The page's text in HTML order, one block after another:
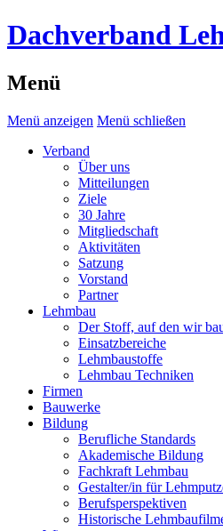
Dachverband
Menü
Menü anzeigen Menü schließen
Verband
Über uns
Mitteilungen
Ziele
30 Jahre
Mitgliedschaft
Aktivitäten
Satzung
Vorstand
Partner
Lehmbau
Der Stoff, auf den wir
Einsatzbereiche
Lehmbaustoffe
Lehmbau Techniken
Firmen
Bauwerke
Bildung
Berufliche Standards
Akademische Bildung
Fachkraft Lehmbau
Gestalter/in für
Berufsperspektiven
Historische